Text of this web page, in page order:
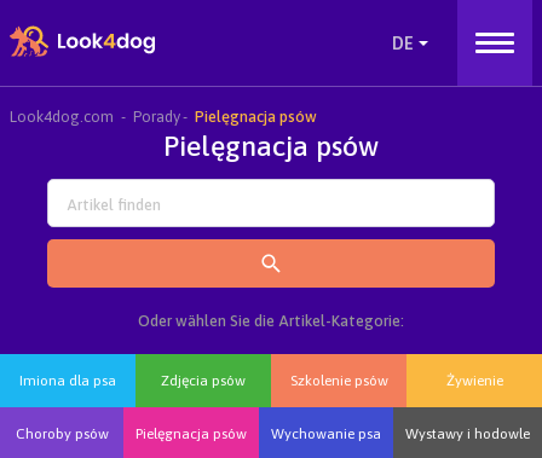
Look4dog.com Porady Pielęgnacja psów
Pielęgnacja psów
Oder wählen Sie die Artikel-Kategorie:
Imiona dla psa Zdjęcia psów Szkolenie psów Żywienie
Choroby psów Pielęgnacja psów Wychowanie psa Wystawy i hodowle